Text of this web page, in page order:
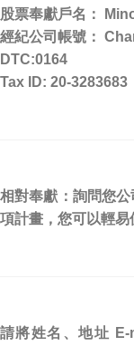
股票奉獻戶名：
經紀公司帳號：
DTC:0164
Tax ID: 20-3283683
相對奉獻：詢問您
項計畫，您可以輕易
請將姓名、地址 E-